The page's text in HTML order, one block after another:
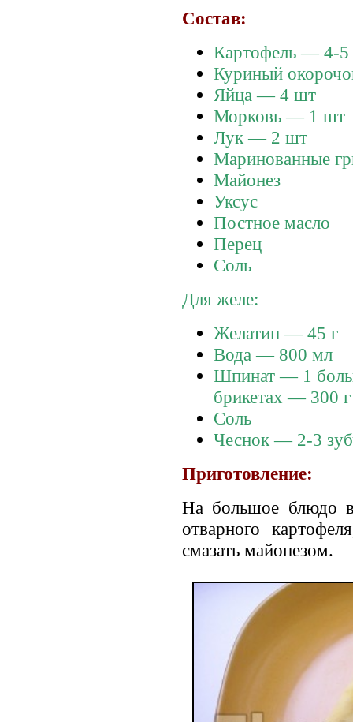
Состав:
Картофель — 4-
Куриный
Яйца — 4 шт
Морковь — 1 шт
Лук — 2 шт
Маринованные
Майонез
Уксус
Постное масло
Перец
Соль
Для желе:
Желатин — 45 г
Вода — 800 мл
Шпинат — 1
брикетах — 300
Соль
Чеснок — 2-3
Приготовление:
На большое блюдо в
отварного
смазать майонезом.